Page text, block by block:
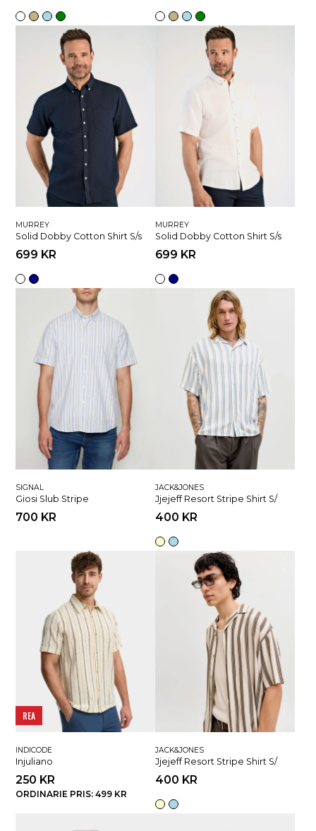
MURREY
Solid Dobby Cotton Shirt S/s
699 KR
MURREY
Solid Dobby Cotton Shirt S/s
699 KR
SIGNAL
Giosi Slub Stripe
700 KR
JACK&JONES
Jjejeff Resort Stripe Shirt S/
400 KR
REA
INDICODE
Injuliano
250 KR
ORDINARIE PRIS: 499 KR
JACK&JONES
Jjejeff Resort Stripe Shirt S/
400 KR